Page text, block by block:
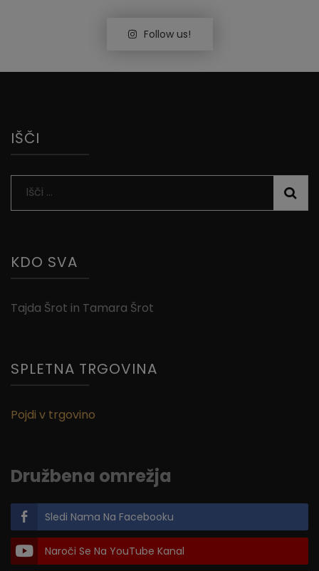
Follow us!
IŠČI
Išči:
KDO SVA
Tajda Šrot in Tamara Šrot
SPLETNA TRGOVINA
Pojdi v trgovino
Družbena omrežja
Sledi Nama Na Facebooku
Naroči Se Na YouTube Kanal